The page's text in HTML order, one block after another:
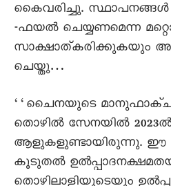
കെെവരിച്ചു.
-ഫയൽ ചെയ്യണമെന്ന
സാക്ഷാത്കരിക്കുകയും
ചെയ്തു…
‘‘ചെെനയുടെ
തൊഴിൽ സേനയിൽ 2023ൽ
ആളുകളുണ്ടായിരുന്നു. ഈ
കൂടുതൽ